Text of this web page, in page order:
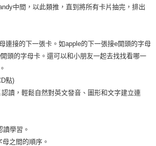
中間，以此類推，直到將所有卡片抽完，排出
連接的下一張卡。如apple的下一張接e開頭的字母
頭的字母卡。還可以和小朋友一起去找找看哪一
點)
讀，輕鬆自然對英文發音、圖形和文字建立連
讀學習。
母之間的順序。